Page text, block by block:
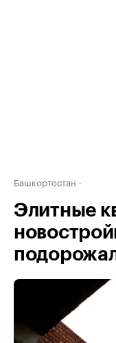
Башкортостан
Элитные